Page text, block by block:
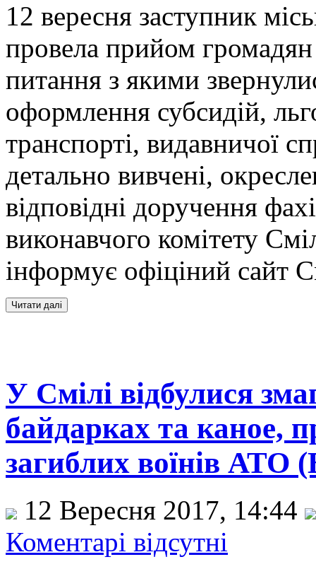
12 вересня заступник
провела прийом
питання з якими
оформлення субсидій,
транспорті, видавничої
детально вивчені,
відповідні доручення
виконавчого комітету
інформує офіціний сайт
У Смілі відбулися
байдарках та каное,
загиблих воїнів АТО
12 Вересня 2017, 14:44
Коментарі відсутні